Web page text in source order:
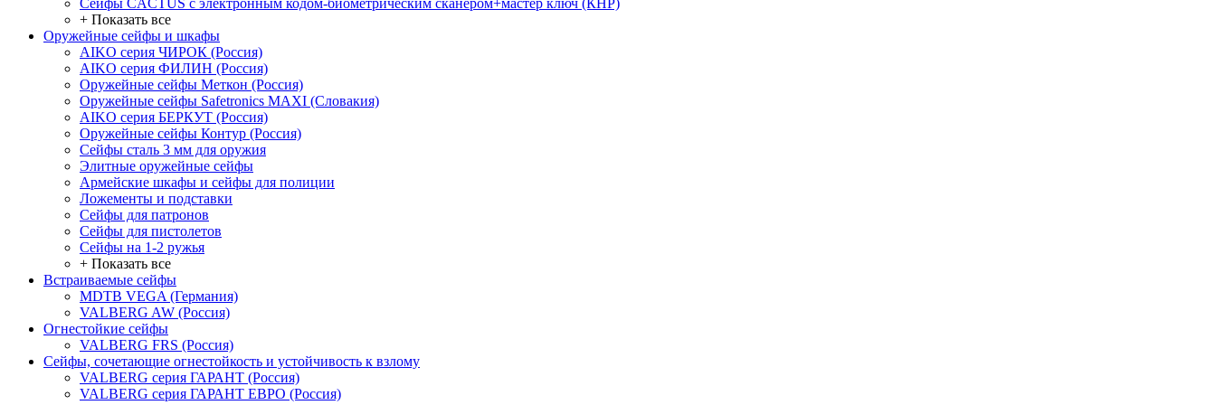
Сейфы CACTUS с электронным кодом-биометрическим сканером+мастер ключ (КНР)
+ Показать все
Оружейные сейфы и шкафы
AIKO серия ЧИРОК (Россия)
AIKO серия ФИЛИН (Россия)
Оружейные сейфы Меткон (Россия)
Оружейные сейфы Safetronics MAXI (Словакия)
AIKO серия БЕРКУТ (Россия)
Оружейные сейфы Контур (Россия)
Сейфы сталь 3 мм для оружия
Элитные оружейные сейфы
Армейские шкафы и сейфы для полиции
Ложементы и подставки
Сейфы для патронов
Сейфы для пистолетов
Сейфы на 1-2 ружья
+ Показать все
Встраиваемые сейфы
MDTB VEGA (Германия)
VALBERG AW (Россия)
Огнестойкие сейфы
VALBERG FRS (Россия)
Сейфы, сочетающие огнестойкость и устойчивость к взлому
VALBERG серия ГАРАНТ (Россия)
VALBERG серия ГАРАНТ ЕВРО (Россия)